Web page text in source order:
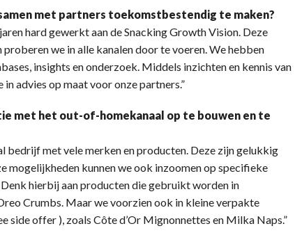
met partners toekomstbestendig te maken?
hard gewerkt aan de Snacking Growth Vision. Deze
we in alle kanalen door te voeren. We hebben
insights en onderzoek. Middels inzichten en kennis van
advies op maat voor onze partners.”
met het out-of-homekanaal op te bouwen en te
bedrijf met vele merken en producten. Deze zijn gelukkig
mogelijkheden kunnen we ook inzoomen op specifieke
hierbij aan producten die gebruikt worden in
Crumbs. Maar we voorzien ook in kleine verpakte
offer ), zoals Côte d’Or Mignonnettes en Milka Naps.”